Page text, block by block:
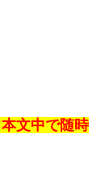
文中で随時